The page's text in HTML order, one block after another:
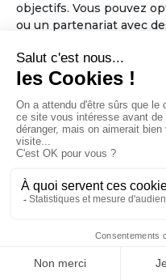
objectifs. Vous pouvez
ou un partenariat avec
Considérez également
espaces communs et
veillant à ce qu'ils soient
Élaboration des règles
les règles de
telles que les
ménagères, la prise de
politiques d'admission.
favorisent l'inclusion, le
Sélection de
de l'accessibilité aux